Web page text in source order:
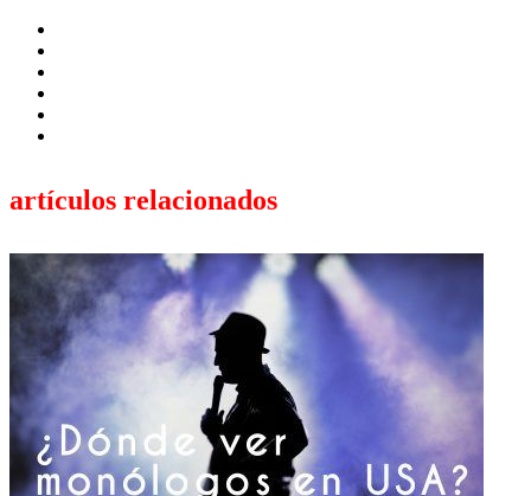
artículos relacionados